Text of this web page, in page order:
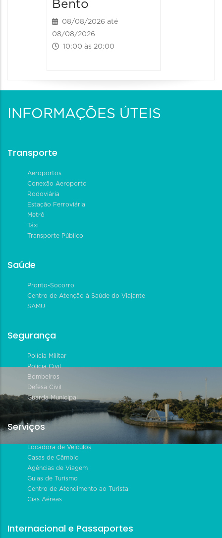
Bento
08/08/2026 até
08/08/2026
10:00 às 20:00
INFORMAÇÕES ÚTEIS
Transporte
Aeroportos
Conexão Aeroporto
Rodoviária
Estação Ferroviária
Metrô
Táxi
Transporte Público
Saúde
Pronto-Socorro
Centro de Atenção à Saúde do Viajante
SAMU
Segurança
Polícia Militar
Polícia Civil
Bombeiros
Defesa Civil
Guarda Municipal
Serviços
Locadora de Veículos
Casas de Câmbio
Agências de Viagem
Guias de Turismo
Centro de Atendimento ao Turista
Cias Aéreas
Internacional e Passaportes